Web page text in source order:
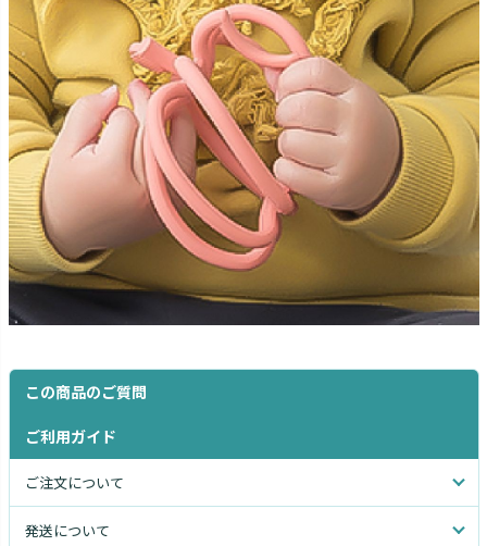
この商品のご質問
ご利用ガイド
ご注文について
発送について